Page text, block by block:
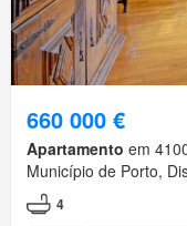
660 000 €
Apartamento em
Município de Porto,
4